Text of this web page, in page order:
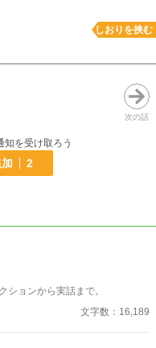
しおりを挟む
次の話
知を受け取ろう
2
める怖い話。 フィクションから実話まで。
文字数：16,189